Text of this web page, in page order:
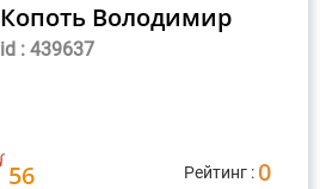
Копоть Володимир
id : 439637
56 Рейтинг : 0